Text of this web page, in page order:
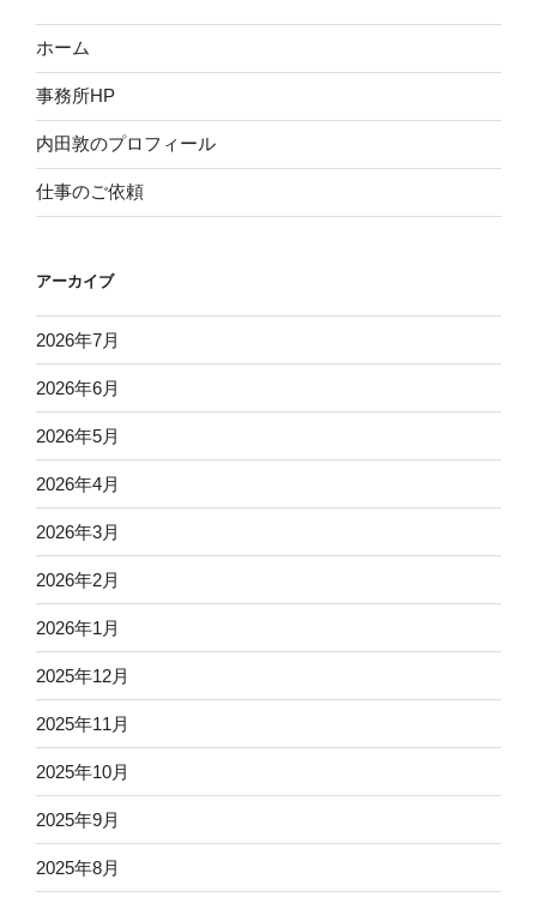
ホーム
事務所HP
内田敦のプロフィール
仕事のご依頼
アーカイブ
2026年7月
2026年6月
2026年5月
2026年4月
2026年3月
2026年2月
2026年1月
2025年12月
2025年11月
2025年10月
2025年9月
2025年8月